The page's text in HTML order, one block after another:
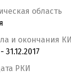
область
и окончания КИ
31.12.2017
РКИ